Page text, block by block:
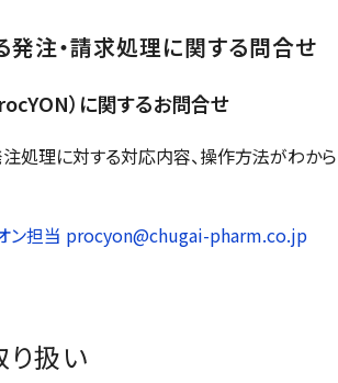
発注・請求処理に関する問合せ
）に関するお問合せ
処理に対する対応内容、操作方法がわから
ン担当 procyon@chugai-pharm.co.jp
扱い